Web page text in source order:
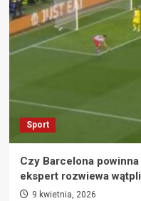
Sport
Czy Barcelona
ekspert rozwiewa
9 kwietnia, 2026